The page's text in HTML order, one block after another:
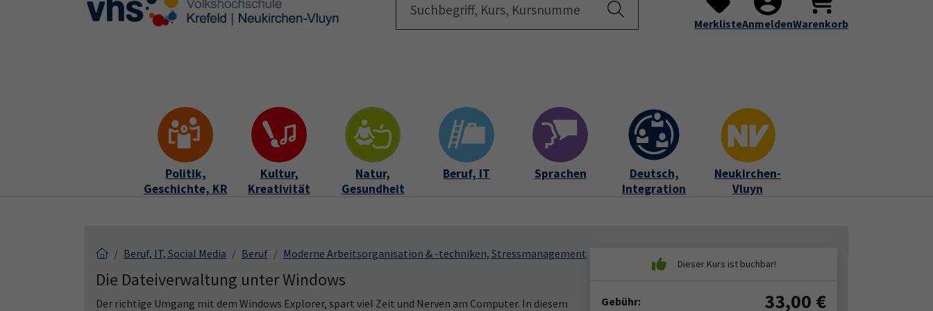
Skip to main content
Skip to page footer Startseite Submenu for "Programm"
Über uns Submenu for "Über uns"
Service Submenu for
MerklisteAnmeldenWarenkorb
Politik,
Geschichte, KR
Kultur,
Kreativität
Natur,
Gesundheit
Beruf, IT Sprachen
Deutsch,
Integration
Neukirchen-
Vluyn
Beruf, IT, Social Media Beruf Moderne Arbeitsorganisation & -techniken, Stressmanagement
Die Dateiverwaltung unter Windows
Der richtige Umgang mit dem Windows Explorer, spart viel Zeit und Nerven am Computer. In diesem
Gebühr: 33,00 €